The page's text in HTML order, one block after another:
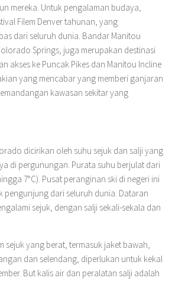
mereka. Untuk pengalaman budaya,
Filem Denver tahunan, yang
dari seluruh dunia. Bandar Manitou
Springs, juga merupakan destinasi
akses ke Puncak Pikes dan Manitou Incline
yang mencabar yang memberi ganjaran
kawasan sekitar yang
dicirikan oleh suhu sejuk dan salji yang
di pergunungan. Purata suhu berjulat dari
7°C). Pusat peranginan ski di negeri ini
pengunjung dari seluruh dunia. Dataran
sejuk, dengan salji sekali-sekala dan
sejuk yang berat, termasuk jaket bawah,
dan selendang, diperlukan untuk kekal
But kalis air dan peralatan salji adalah